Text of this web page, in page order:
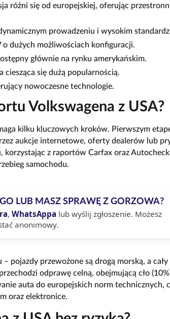
różni się od europejskiej, oferując
prowadzeniu i wysokim
o dużych możliwościach konfiguracji.
głównie na rynku amerykańskim.
ciesząca się dużą popularnością.
nowoczesne technologie.
Volkswagena z USA?
kilku kluczowych kroków. Pierwszym
aukcje internetowe, oferty dealerów lub
z raportów Carfax oraz
samochodu.
LUB MASZ SPRAWĘ Z GORZOWA?
, WhatsAppa lub wyślij zgłoszenie. Możesz
anonimowy.
pojazdy przewożone są drogą morską, a
odprawę celną, obejmującą cło
auta do europejskich norm technicznych,
oraz elektronice.